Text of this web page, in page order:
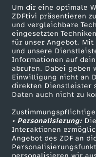
Um dir eine optimale
ZDFtivi präsentieren
und vergleichbare
eingesetzten
für unser Angebot.
und unsere
Informationen auf
abrufen. Dabei geben
Einwilligung nicht an
direkten Dienstleister
Daten auch nicht zu
• Personalisierung:Die
Interaktionen
Angebot des ZDF an
z
a
h
l
-
D
u
Mehr ZDF
ZDF-Apps
Smart TV
ZDFtext
Livestreams
Sendungen A-Z
TV-Programm